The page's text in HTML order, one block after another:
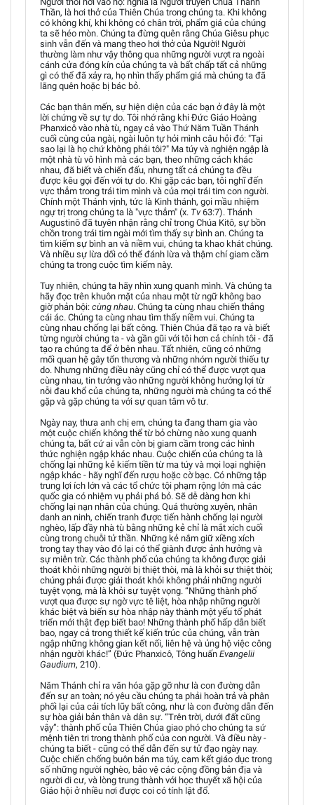
Thần, là hơi thở của Thiên Chúa trong chúng ta. Khi không
có không khí, khi không có chân trời, phẩm giá của chúng
ta sẽ héo mòn. Chúng ta đừng quên rằng Chúa Giêsu phục
sinh vẫn đến và mang theo hơi thở của Người! Người
thường làm như vậy thông qua những người vượt ra ngoài
cánh cửa đóng kín của chúng ta và bất chấp tất cả những
gì có thể đã xảy ra, họ nhìn thấy phẩm giá mà chúng ta đã
lãng quên hoặc bị bác bỏ.
Các bạn thân mến, sự hiện diện của các bạn ở đây là một
lời chứng về sự tự do. Tôi nhớ rằng khi Đức Giáo Hoàng
Phanxicô vào nhà tù, ngay cả vào Thứ Năm Tuần Thánh
cuối cùng của ngài, ngài luôn tự hỏi mình câu hỏi đó: "Tại
sao lại là họ chứ không phải tôi?" Ma túy và nghiện ngập là
một nhà tù vô hình mà các bạn, theo những cách khác
nhau, đã biết và chiến đấu, nhưng tất cả chúng ta đều
được kêu gọi đến với tự do. Khi gặp các bạn, tôi nghĩ đến
vực thẳm trong trái tim mình và của mọi trái tim con người.
Chính một Thánh vịnh, tức là Kinh thánh, gọi mầu nhiệm
ngự trị trong chúng ta là "vực thẳm" (x. Tv63:7). Thánh
Augustinô đã tuyên nhận rằng chỉ trong Chúa Kitô, sự bồn
chồn trong trái tim ngài mới tìm thấy sự bình an. Chúng ta
tìm kiếm sự bình an và niềm vui, chúng ta khao khát chúng.
Và nhiều sự lừa dối có thể đánh lừa và thậm chí giam cầm
chúng ta trong cuộc tìm kiếm này.
Tuy nhiên, chúng ta hãy nhìn xung quanh mình. Và chúng ta
hãy đọc trên khuôn mặt của nhau một từ ngữ không bao
giờ phản bội: cùng nhau. Chúng ta cùng nhau chiến thắng
cái ác. Chúng ta cùng nhau tìm thấy niềm vui. Chúng ta
cùng nhau chống lại bất công. Thiên Chúa đã tạo ra và biết
từng người chúng ta - và gần gũi với tôi hơn cả chính tôi - đã
tạo ra chúng ta để ở bên nhau. Tất nhiên, cũng có những
mối quan hệ gây tổn thương và những nhóm người thiếu tự
do. Nhưng những điều này cũng chỉ có thể được vượt qua
cùng nhau, tin tưởng vào những người không hưởng lợi từ
nỗi đau khổ của chúng ta, những người mà chúng ta có thể
gặp và gặp chúng ta với sự quan tâm vô tư.
Ngày nay, thưa anh chị em, chúng ta đang tham gia vào
một cuộc chiến không thể từ bỏ chừng nào xung quanh
chúng ta, bất cứ ai vẫn còn bị giam cầm trong các hình
thức nghiện ngập khác nhau. Cuộc chiến của chúng ta là
chống lại những kẻ kiếm tiền từ ma túy và mọi loại nghiện
ngập khác - hãy nghĩ đến rượu hoặc cờ bạc. Có những tập
trung lợi ích lớn và các tổ chức tội phạm rộng lớn mà các
quốc gia có nhiệm vụ phải phá bỏ. Sẽ dễ dàng hơn khi
chống lại nạn nhân của chúng. Quá thường xuyên, nhân
danh an ninh, chiến tranh được tiến hành chống lại người
nghèo, lấp đầy nhà tù bằng những kẻ chỉ là mắt xích cuối
cùng trong chuỗi tử thần. Những kẻ nắm giữ xiềng xích
trong tay thay vào đó lại có thể giành được ảnh hưởng và
sự miễn trừ. Các thành phố của chúng ta không được giải
thoát khỏi những người bị thiệt thòi, mà là khỏi sự thiệt thòi;
chúng phải được giải thoát khỏi không phải những người
tuyệt vọng, mà là khỏi sự tuyệt vọng. “Những thành phố
vượt qua được sự ngờ vực tê liệt, hòa nhập những người
khác biệt và biến sự hòa nhập này thành một yếu tố phát
triển mới thật đẹp biết bao! Những thành phố hấp dẫn biết
bao, ngay cả trong thiết kế kiến trúc của chúng, vẫn tràn
ngập những không gian kết nối, liên hệ và ủng hộ việc công
nhận người khác!” (Đức Phanxicô, Tông huấn Evangelii
Gaudium, 210).
Năm Thánh chỉ ra văn hóa gặp gỡ như là con đường dẫn
đến sự an toàn; nó yêu cầu chúng ta phải hoàn trả và phân
phối lại của cải tích lũy bất công, như là con đường dẫn đến
sự hòa giải bản thân và dân sự. “Trên trời, dưới đất cũng
vậy”: thành phố của Thiên Chúa giao phó cho chúng ta sứ
mệnh tiên tri trong thành phố của con người. Và điều này -
chúng ta biết - cũng có thể dẫn đến sự tử đạo ngày nay.
Cuộc chiến chống buôn bán ma túy, cam kết giáo dục trong
số những người nghèo, bảo vệ các cộng đồng bản địa và
người di cư, và lòng trung thành với học thuyết xã hội của
Giáo hội ở nhiều nơi được coi có tính lật đổ.